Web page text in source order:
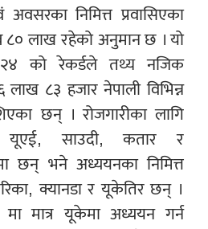
निमित्त प्रवासिएका
८० लाख रहेको अनुमान छ । यो
को रेकर्डले तथ्य नजिक
८३ हजार नेपाली विभिन्न
छन् । रोजगारीका लागि
यूएई, साउदी, कतार र
छन् भने अध्ययनका निमित्त
क्यानडा र यूकेतिर छन् ।
मात्र यूकेमा अध्ययन गर्न